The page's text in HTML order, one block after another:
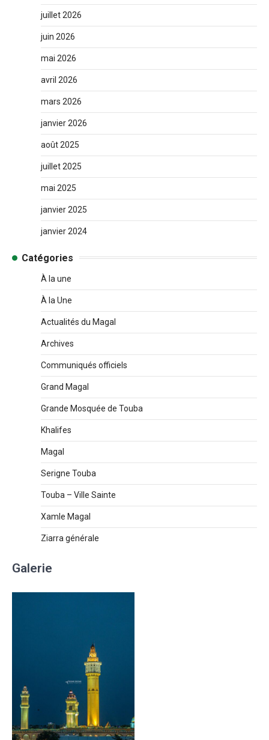
juillet 2026
juin 2026
mai 2026
avril 2026
mars 2026
janvier 2026
août 2025
juillet 2025
mai 2025
janvier 2025
janvier 2024
Catégories
À la une
À la Une
Actualités du Magal
Archives
Communiqués officiels
Grand Magal
Grande Mosquée de Touba
Khalifes
Magal
Serigne Touba
Touba – Ville Sainte
Xamle Magal
Ziarra générale
Galerie